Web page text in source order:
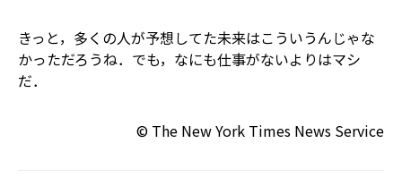
きっと，多くの人が予想してた未来はこういうんじゃな
かっただろうね．でも，なにも仕事がないよりはマシ
だ．
© The New York Times News Service